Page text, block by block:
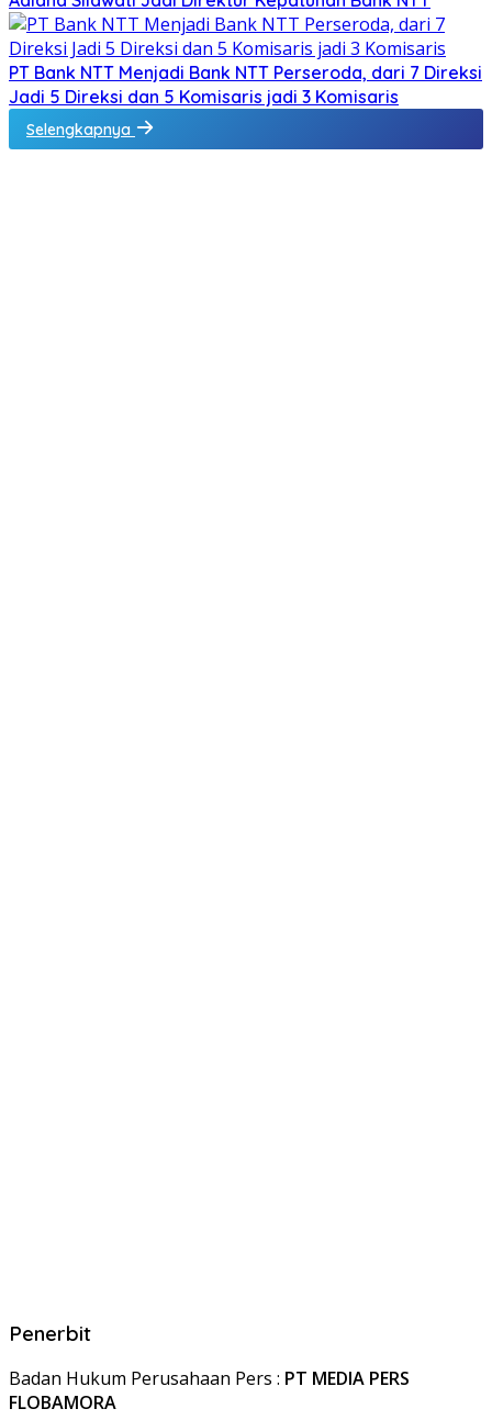
PT Bank NTT Menjadi Bank NTT Perseroda, dari 7 Direksi
Jadi 5 Direksi dan 5 Komisaris jadi 3 Komisaris
Selengkapnya
Penerbit
Badan Hukum Perusahaan Pers : PT MEDIA PERS
FLOBAMORA